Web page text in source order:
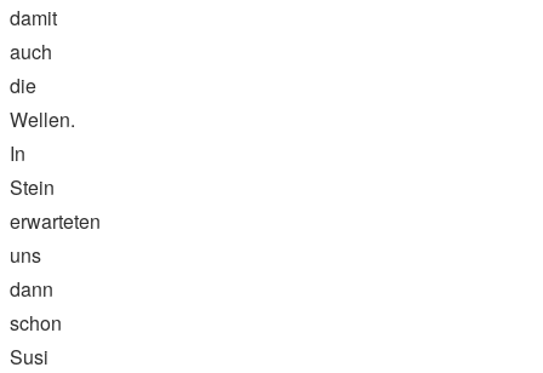
damit
auch
die
Wellen.
In
Stein
erwarteten
uns
dann
schon
Susi